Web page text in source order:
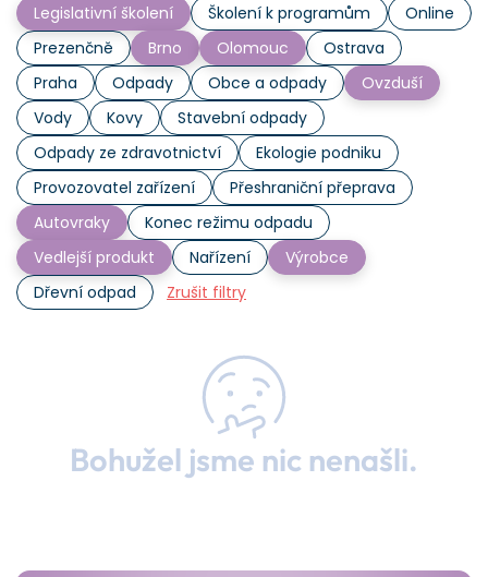
Legislativní školení Školení k programům
Online
Prezenčně
Brno Olomouc
Ostrava
Praha
Odpady Obce a odpady
Ovzduší
Vody
Kovy
Stavební odpady
Odpady ze zdravotnictví
Ekologie podniku
Provozovatel zařízení
Přeshraniční přeprava
Autovraky
Konec režimu odpadu
Vedlejší produkt
Nařízení
Výrobce
Dřevní odpad
Zrušit filtry
Bohužel jsme nic nenašli.